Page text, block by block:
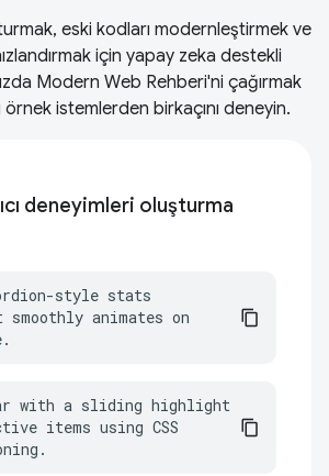
eski kodları modernleştirmek ve
için yapay zeka destekli
Modern Web Rehberi'ni çağırmak
istemlerden birkaçını deneyin.
deneyimleri oluşturma
style stats
smoothly animates on
with a sliding highlight
items using CSS